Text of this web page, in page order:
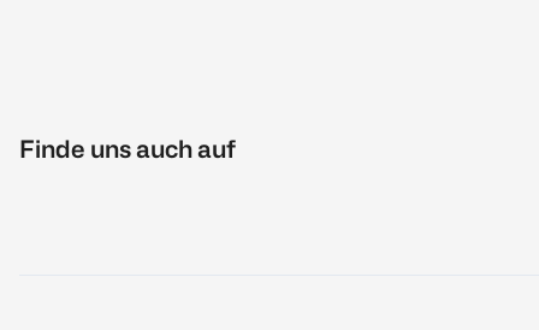
Finde uns auch auf